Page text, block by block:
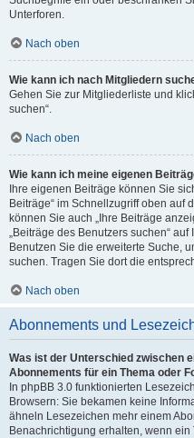
Unterforen.
Nach oben
Wie kann ich nach Mitgliedern
Gehen Sie zur Mitgliederliste und
suchen“.
Nach oben
Wie kann ich meine eigenen
Ihre eigenen Beiträge können Sie
Beiträge“ im Schnellzugriff oben auf
können Sie auch „Ihre Beiträge
„Beiträge des Benutzers suchen“
Benutzen Sie die erweiterte Suche,
suchen. Tragen Sie dort die
Nach oben
Abonnements und
Was ist der Unterschied zwischen
Abonnements für ein Thema oder
In phpBB 3.0 funktionierten
Browsern: Sie bekamen keine
ähneln Lesezeichen mehr einem
Benachrichtigung erhalten, wenn